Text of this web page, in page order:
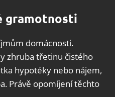
gramotnosti
domácnosti.
zhruba třetinu čistého
hypotéky nebo nájem,
Právě opomíjení těchto